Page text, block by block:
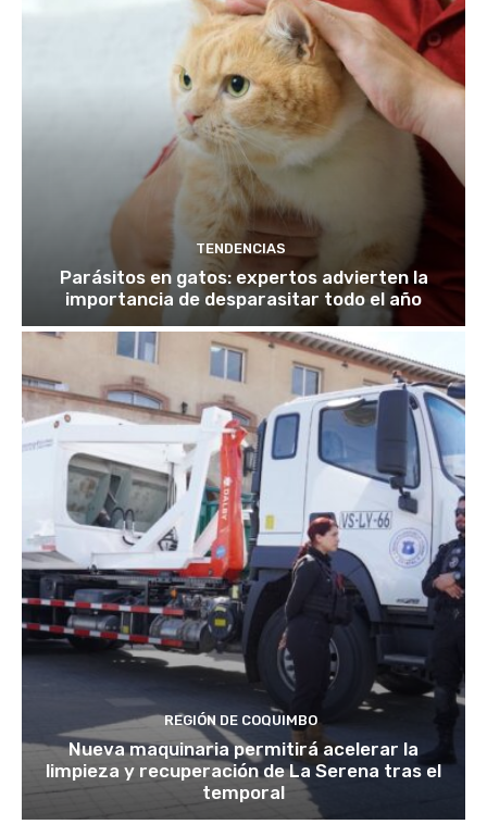
TENDENCIAS
Parásitos en gatos: expertos advierten la
importancia de desparasitar todo el año
REGIÓN DE COQUIMBO
Nueva maquinaria permitirá acelerar la
limpieza y recuperación de La Serena tras el
temporal